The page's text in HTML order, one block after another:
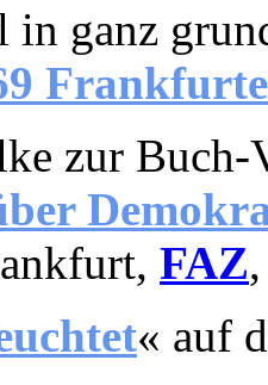
in ganz
Fr
zur Buch-
FAZ
« auf